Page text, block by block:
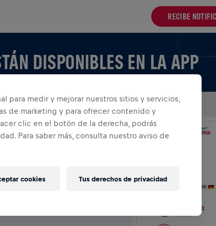
RECIBE
DISPONIBLES EN LA APP
todo sobre los Equipos
y celebra con todos.
para medir y mejorar nuestros sitios y servicios,
de marketing y para ofrecer contenido y
clic en el botón de la derecha, podrás
Para saber más, consulta nuestro aviso de
Tus derechos de privacidad
cookies